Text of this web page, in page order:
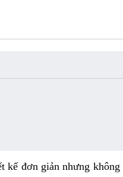
kế đơn giản nhưng